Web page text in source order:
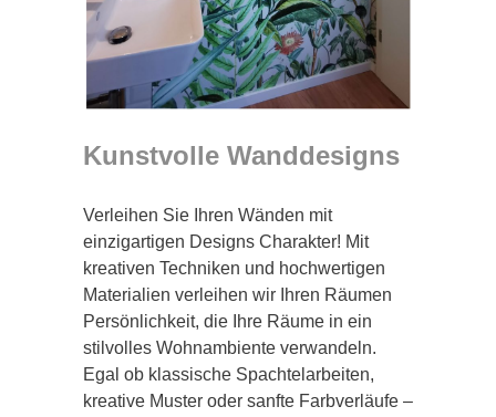
Kunstvolle Wanddesigns
Verleihen Sie Ihren Wänden mit
einzigartigen Designs Charakter! Mit
kreativen Techniken und hochwertigen
Materialien verleihen wir Ihren Räumen
Persönlichkeit, die Ihre Räume in ein
stilvolles Wohnambiente verwandeln.
Egal ob klassische Spachtelarbeiten,
kreative Muster oder sanfte Farbverläufe –